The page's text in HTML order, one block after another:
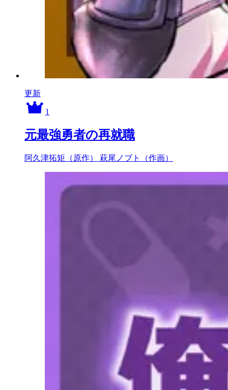
更新
1
元最強勇者の再就職
阿久津拓矩（原作） 萩尾ノブト（作画）